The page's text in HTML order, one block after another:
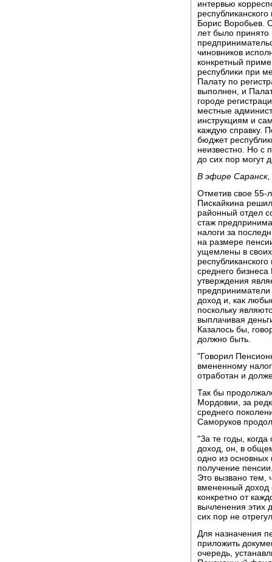
интервью
Борис Воробьев.
лет было
чиновников
конкретный
республики при
Палату по
выполнен, и
городе
местные
инструкциям и
каждую справку.
бюджет
неизвестно. Но с
до сих пор могут
В эфире Саранск,
Отметив свое 55-
Пискайкина
районный отдел
стаж
налоги за
на размере
ущемлены в своих
среднего
утверждения
доход и, как
поскольку
выплачивая
Казалось бы,
должно быть.
"Говорил
вмененному
отработан и
Так бы
Мордовии, за
среднего
Саморуков
"За те годы,
доход, он, в
одно из основных
получение
Это вызвано тем,
вмененный доход
конкретно от
вычленения этих
сих пор не
Для назначения
приложить
очередь,